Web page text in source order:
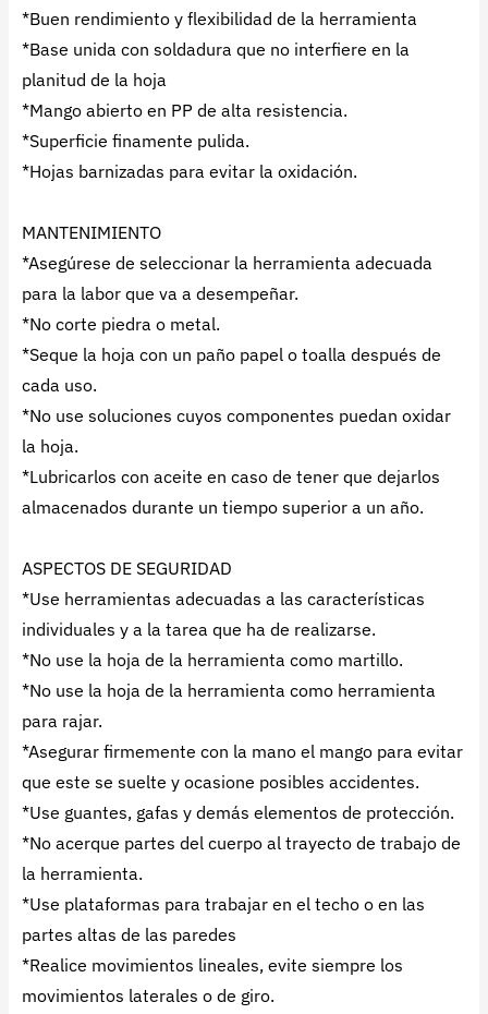
*Buen rendimiento y flexibilidad de la herramienta
*Base unida con soldadura que no interfiere en la
planitud de la hoja
*Mango abierto en PP de alta resistencia.
*Superficie finamente pulida.
*Hojas barnizadas para evitar la oxidación.
MANTENIMIENTO
*Asegúrese de seleccionar la herramienta adecuada
para la labor que va a desempeñar.
*No corte piedra o metal.
*Seque la hoja con un paño papel o toalla después de
cada uso.
*No use soluciones cuyos componentes puedan oxidar
la hoja.
*Lubricarlos con aceite en caso de tener que dejarlos
almacenados durante un tiempo superior a un año.
ASPECTOS DE SEGURIDAD
*Use herramientas adecuadas a las características
individuales y a la tarea que ha de realizarse.
*No use la hoja de la herramienta como martillo.
*No use la hoja de la herramienta como herramienta
para rajar.
*Asegurar firmemente con la mano el mango para evitar
que este se suelte y ocasione posibles accidentes.
*Use guantes, gafas y demás elementos de protección.
*No acerque partes del cuerpo al trayecto de trabajo de
la herramienta.
*Use plataformas para trabajar en el techo o en las
partes altas de las paredes
*Realice movimientos lineales, evite siempre los
movimientos laterales o de giro.